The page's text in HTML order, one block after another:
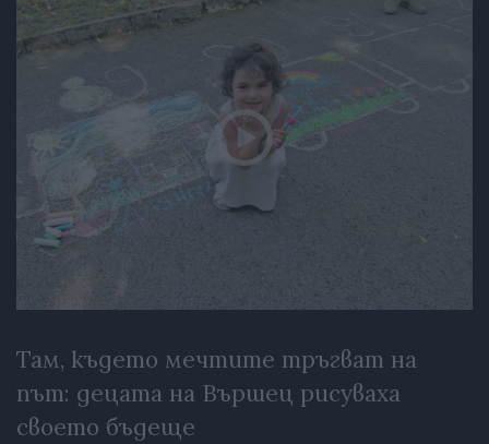
Там, където мечтите тръгват на
път: децата на Вършец рисуваха
своето бъдеще